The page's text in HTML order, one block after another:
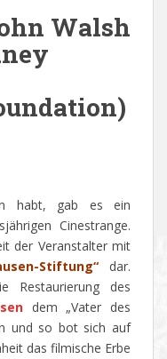
Walsh
habt, gab es ein
Cinestrange.
der Veranstalter mit
Stiftung“ dar.
Restaurierung des
dem „Vater des
und so bot sich auf
das filmische Erbe